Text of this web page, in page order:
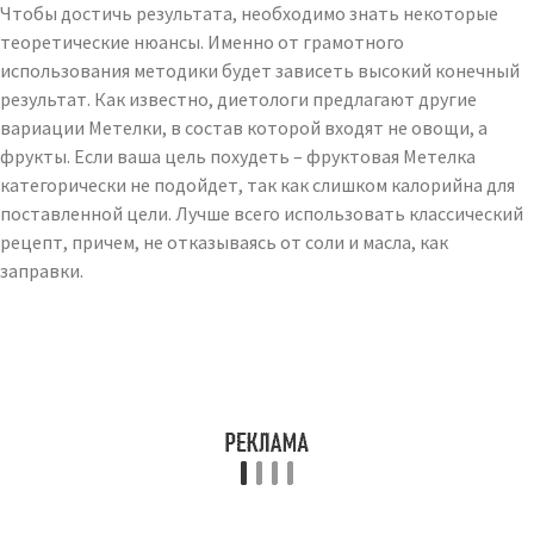
Чтобы достичь результата, необходимо знать некоторые
теоретические нюансы. Именно от грамотного
использования методики будет зависеть высокий конечный
результат. Как известно, диетологи предлагают другие
вариации Метелки, в состав которой входят не овощи, а
фрукты. Если ваша цель похудеть – фруктовая Метелка
категорически не подойдет, так как слишком калорийна для
поставленной цели. Лучше всего использовать классический
рецепт, причем, не отказываясь от соли и масла, как
заправки.